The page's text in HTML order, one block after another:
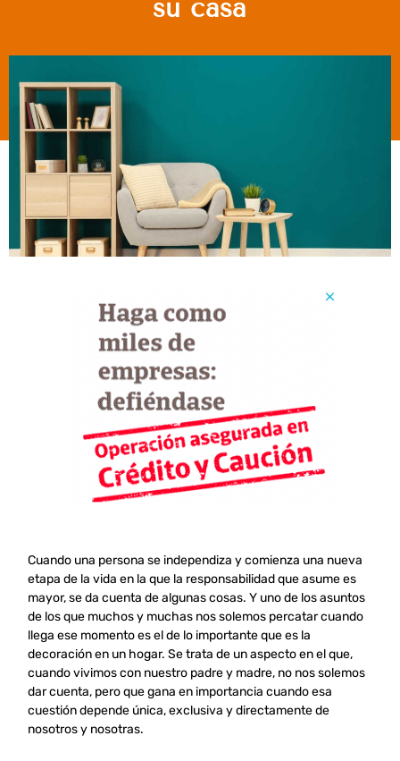
su casa
Cuando una persona se independiza y comienza una nueva
etapa de la vida en la que la responsabilidad que asume es
mayor, se da cuenta de algunas cosas. Y uno de los asuntos
de los que muchos y muchas nos solemos percatar cuando
llega ese momento es el de lo importante que es la
decoración en un hogar. Se trata de un aspecto en el que,
cuando vivimos con nuestro padre y madre, no nos solemos
dar cuenta, pero que gana en importancia cuando esa
cuestión depende única, exclusiva y directamente de
nosotros y nosotras.